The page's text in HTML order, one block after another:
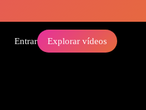
Entrar Explorar vídeos